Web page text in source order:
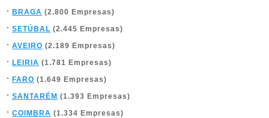
BRAGA (2.800 Empresas)
SETÚBAL (2.445 Empresas)
AVEIRO (2.189 Empresas)
LEIRIA (1.781 Empresas)
FARO (1.649 Empresas)
SANTARÉM (1.393 Empresas)
COIMBRA (1.334 Empresas)